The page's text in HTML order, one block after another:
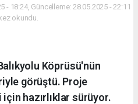
- 18:24, Güncelleme: 28.05.2025 - 22:11
okundu.
Köprüsü'nün
görüştü. Proje
hazırlıklar sürüyor.